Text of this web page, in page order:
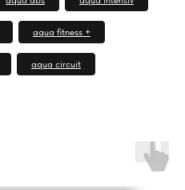
aqua fitness +
aqua circuit